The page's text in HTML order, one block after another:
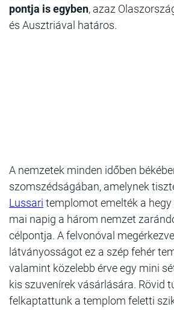
pontja is egyben, azaz
és Ausztriával határos.
A nemzetek minden időben
szomszédságában, amelynek
Lussari templomot emelték a hegy
mai napig a három nemzet
célpontja. A felvonóval
látványosságot ez a szép fehér
valamint közelebb érve egy mini
kis szuvenírek vásárlására. Rövid
felkaptattunk a templom feletti